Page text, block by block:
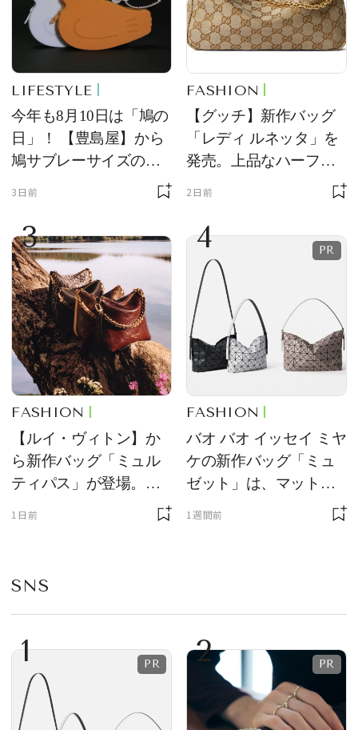
LIFESTYLE
今年も8月10日は「鳩の
日」！ 【豊島屋】から
鳩サブレーサイズのポ
ーチ「はとっこ」を限
3日前
FASHION
【グッチ】新作バッグ
「レディ ルネッタ」を
発売。上品なハーフム
ーン型がスタイリング
2日前
3
FASHION
【ルイ・ヴィトン】か
ら新作バッグ「ミュル
ティパス」が登場。ミ
ニサイズもラインナッ
1日前
4
FASHION
バオ バオ イッセイ ミヤ
ケの新作バッグ「ミュ
ゼット」は、マットな
1週間前
SNS
1 2